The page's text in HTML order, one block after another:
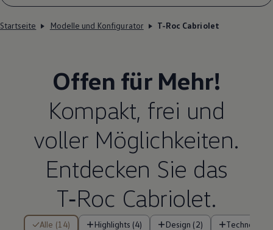
Startseite Modelle und Konfigurator T-Roc Cabriolet
Offen für Mehr!
Kompakt, frei und
voller Möglichkeiten.
Entdecken Sie das
T‑Roc Cabriolet.
Alle (14) Highlights (4) Design (2)
14 von 14 Details